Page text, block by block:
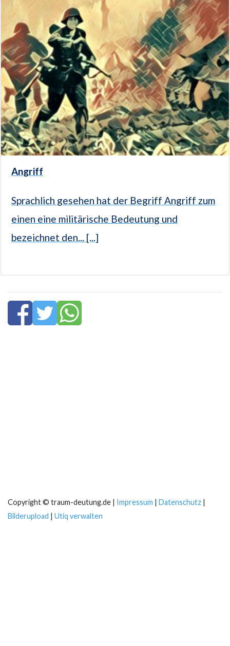
Angriff
Sprachlich gesehen hat der Begriff Angriff zum
einen eine militärische Bedeutung und
bezeichnet den... [...]
Copyright © traum-deutung.de | Impressum | Datenschutz |
Bilderupload | Utiq verwalten